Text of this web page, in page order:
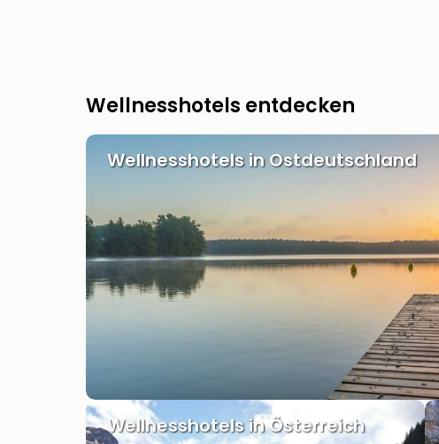
Wellnesshotels entdecken
Wellnesshotels in Ostdeutschland
Wellnesshotels in Österreich